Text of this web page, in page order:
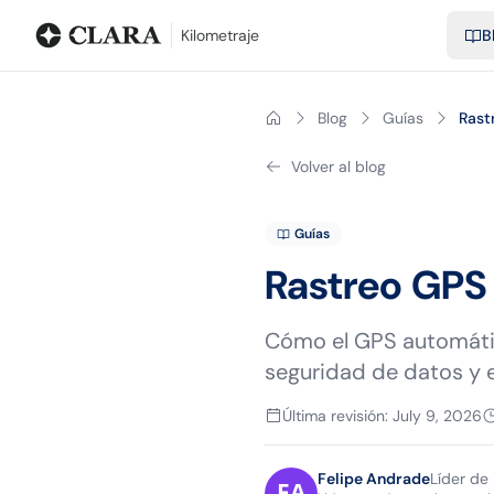
Kilometraje
Blog Guías
Volver al blog
Guías
Rastreo
Cómo el GPS
seguridad de datos y
Última revisión: July 9, 2026
Felipe AndradeLíder de